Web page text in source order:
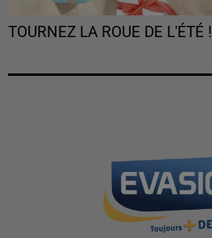
TOURNEZ LA ROUE DE L'ÉTÉ !